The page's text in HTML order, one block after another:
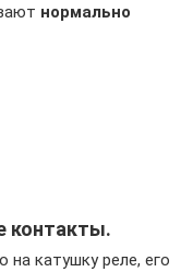
нормально
контакты.
на катушку реле, его